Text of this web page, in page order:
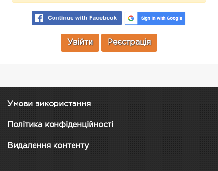
Увійти Реєстрація
Умови використання
Політика конфіденційності
Видалення контенту